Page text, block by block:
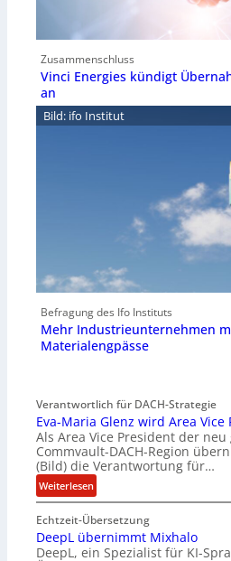
Zusammenschluss
Vinci Energies kündigt
an
Bild: ifo Institut
Befragung des Ifo Instituts
Mehr Industrieunternehmen
Materialengpässe
Verantwortlich für DACH-Strategie
Eva-Maria Glenz wird Area Vice
Als Area Vice President der neu
Commvault-DACH-Region
(Bild) die Verantwortung für…
Weiterlesen:
E
v
a
-
Echtzeit-Übersetzung
DeepL übernimmt Mixhalo
DeepL, ein Spezialist für KI-